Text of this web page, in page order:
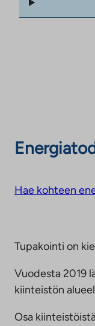
Hae kohteen
Tupakointi on
Vuodesta 2019
kiinteistön
Osa